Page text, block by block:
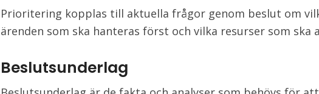
Prioritering kopplas till aktuella frågor genom beslut om
ärenden som ska hanteras först och vilka resurser som ska
Beslutsunderlag